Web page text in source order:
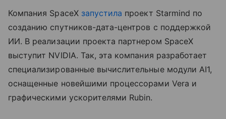
Компания SpaceX запустила проект Starmind по
созданию спутников-дата-центров с поддержкой
ИИ. В реализации проекта партнером SpaceX
выступит NVIDIA. Так, эта компания разработает
специализированные вычислительные модули AI1,
оснащенные новейшими процессорами Vera и
графическими ускорителями Rubin.